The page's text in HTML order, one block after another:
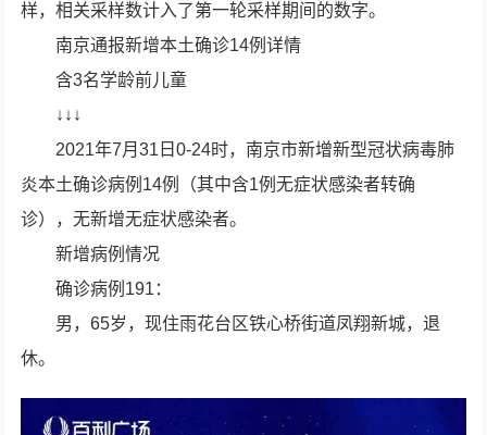
样，相关采样数计入了第一轮采样期间的数字。
南京通报新增本土确诊14例详情
含3名学龄前儿童
↓↓↓
2021年7月31日0-24时，南京市新增新型冠状病毒肺
炎本土确诊病例14例（其中含1例无症状感染者转确
诊），无新增无症状感染者。
新增病例情况
确诊病例191：
男，65岁，现住雨花台区铁心桥街道凤翔新城，退
休。